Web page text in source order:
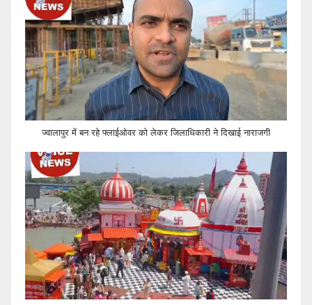
ज्वालापुर में बन रहे फ्लाईओवर को लेकर जिलाधिकारी ने दिखाई नाराजगी